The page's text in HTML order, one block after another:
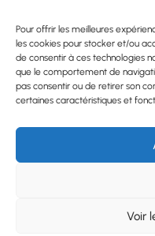
Pour offrir les meilleures
les cookies pour stocker et/ou
de consentir à ces technologies
que le comportement de
pas consentir ou de retirer son
certaines caractéristiques et
Voir
Accouchement
© Centre Hestia -